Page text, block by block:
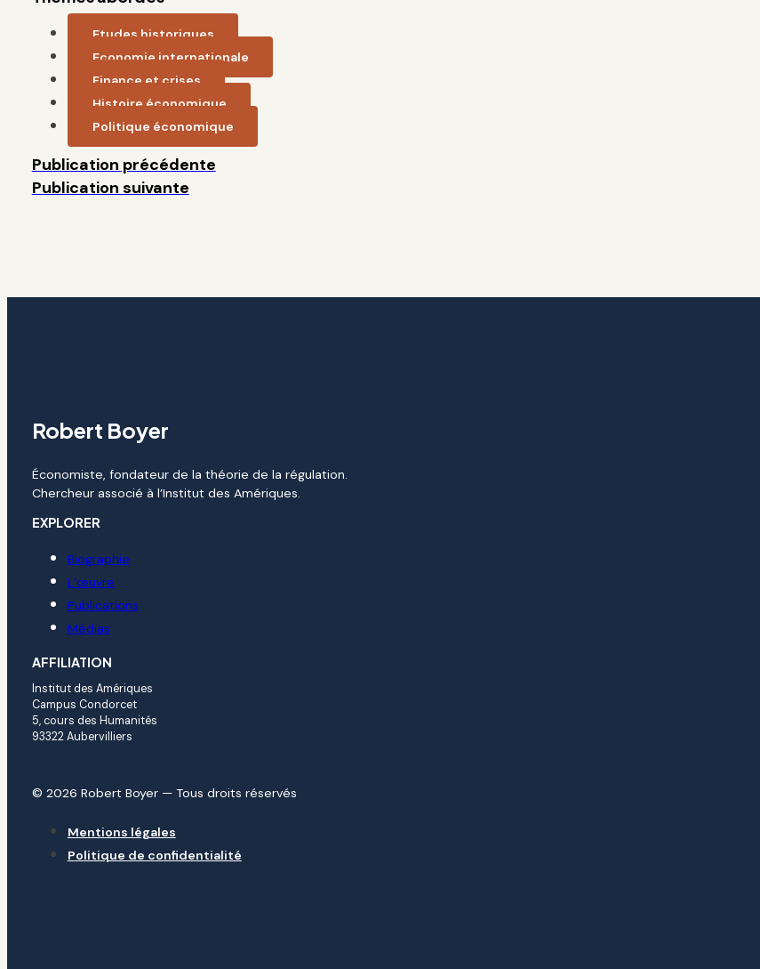
Etudes historiques
Economie internationale
Finance et crises
Histoire économique
Politique économique
Publication précédente
Publication suivante
Robert Boyer
Économiste, fondateur de la théorie de la régulation.
Chercheur associé à l’Institut des Amériques.
EXPLORER
Biographie
L’œuvre
Publications
Médias
AFFILIATION
Institut des Amériques
Campus Condorcet
5, cours des Humanités
93322 Aubervilliers
© 2026 Robert Boyer — Tous droits réservés
Mentions légales
Politique de confidentialité